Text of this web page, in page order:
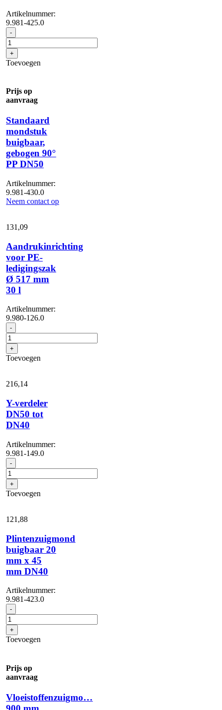
Artikelnummer:
9.981-425.0
- Plintenzuigmond
buigbaar
20
mm
x
DN50
aantal
+
Toevoegen
Prijs op
aanvraag
Standaard
mondstuk
buigbaar,
gebogen 90°
PP DN50
Artikelnummer:
9.981-430.0
Neem contact op
131,09
Aandrukinrichting
voor PE-
ledigingszak
Ø 517 mm
30 l
Artikelnummer:
9.980-126.0
- Aandrukinrichting
voor
PE-
ledigingszak
Ø
mm
30
aantal
+
Toevoegen
216,14
Y-verdeler
DN50 tot
DN40
Artikelnummer:
9.981-149.0
- Y-
verdeler
DN50
tot
DN40
+
Toevoegen
121,88
Plintenzuigmond
buigbaar 20
mm x 45
mm DN40
Artikelnummer:
9.981-423.0
- Plintenzuigmond
buigbaar
20
mm
x
DN40
aantal
+
Toevoegen
Prijs op
aanvraag
Vloeistoffenzuigmo…